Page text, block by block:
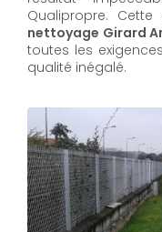
Qualipropre.
nettoyage Girard
toutes les
qualité inégalé.